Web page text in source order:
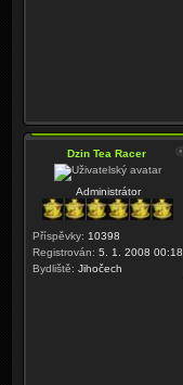
Dzin Tea Racer
Administrátor
Příspěvky: 10398
Registrován: 5. 1. 2008 00:18
Bydliště: Jihočech